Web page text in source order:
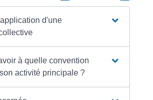
d'une
à quelle convention
activité principale ?